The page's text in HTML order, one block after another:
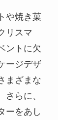
や焼き菓
リスマ
ントに欠
ージデザ
まざまな
らに、
ーをあし